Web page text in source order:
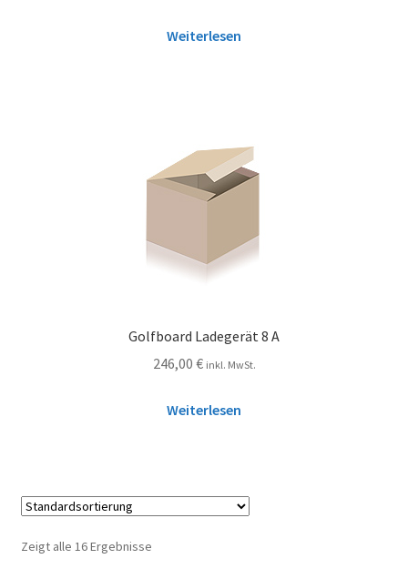
Weiterlesen
Golfboard Ladegerät 8 A
246,00 € inkl. MwSt.
Weiterlesen
Zeigt alle 16 Ergebnisse